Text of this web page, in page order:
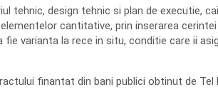
design tehnic si plan de executie,
cantitative, prin inserarea
varianta la rece in situ, conditie care ii
finantat din bani publici obtinut de Tel